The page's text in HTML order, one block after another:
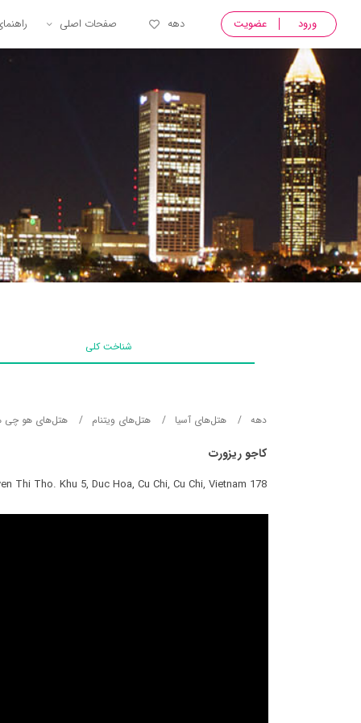
ورود عضویت دهه صفحات اصلی
شناخت کلی
دهه هتل‌های آسيا هتل‌های ویتنام هتل‌های هو چی
کاجو ریزورت
178 E/2 Duong Nguyen Thi Tho. Khu 5, Duc Hoa, Cu Chi, Cu Chi, Vietnam